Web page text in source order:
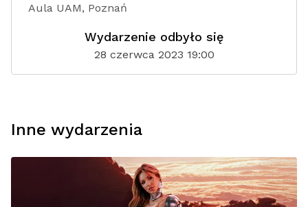
Aula UAM, Poznań
Wydarzenie odbyło się
28 czerwca 2023 19:00
Inne wydarzenia